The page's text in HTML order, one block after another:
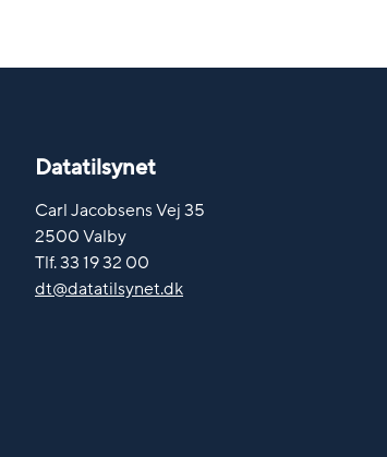
Datatilsynet
Carl Jacobsens Vej 35
2500 Valby
Tlf. 33 19 32 00
dt@datatilsynet.dk